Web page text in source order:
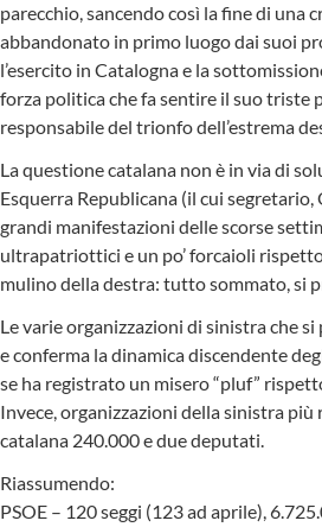
parecchio, sancendo così la fine di
abbandonato in primo luogo dai suoi
l’esercito in Catalogna e la
forza politica che fa sentire il suo triste
responsabile del trionfo dell’estrema
La questione catalana non è in via di
Esquerra Republicana (il cui
grandi manifestazioni delle scorse
ultrapatriottici e un po’ forcaioli
mulino della destra: tutto sommato, si
Le varie organizzazioni di sinistra che
e conferma la dinamica discendente
se ha registrato un misero “pluf”
Invece, organizzazioni della sinistra
catalana 240.000 e due deputati.
Riassumendo:
PSOE – 120 seggi (123 ad aprile),